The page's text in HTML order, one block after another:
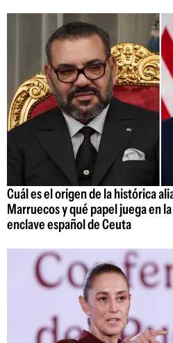
Cuál es el origen de la histórica
Marruecos y qué papel juega en
enclave español de Ceuta